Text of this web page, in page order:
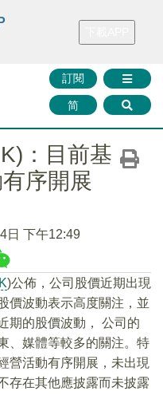
財華證券 媒體矩陣
訂閱
简
：目前基
序開展
日 下午12:49
)公佈，公司股價近期出現
價波動表示高度關注，並
期的股價波動， 公司的
、媒體等較多的關注。特
營活動有序開展，未出現
存在其他應披露而未披露